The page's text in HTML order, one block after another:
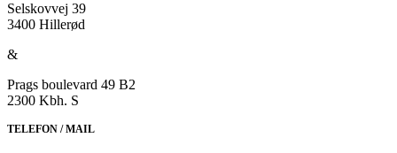
Selskovvej 39
3400 Hillerød
&
Prags boulevard 49 B2
2300 Kbh. S
TELEFON / MAIL